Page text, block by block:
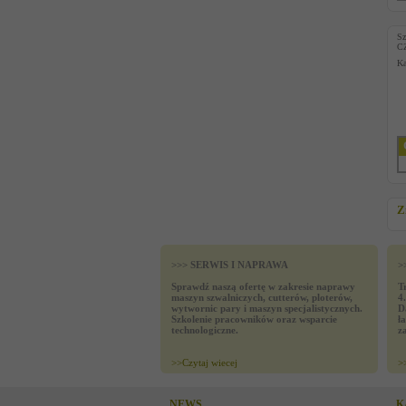
>>> SERWIS I NAPRAWA
Sprawdź naszą ofertę w zakresie naprawy
maszyn szwalniczych, cutterów, ploterów,
wytwornic pary i maszyn specjalistycznych.
Szkolenie pracowników oraz wsparcie
technologiczne.
>>Czytaj wiecej